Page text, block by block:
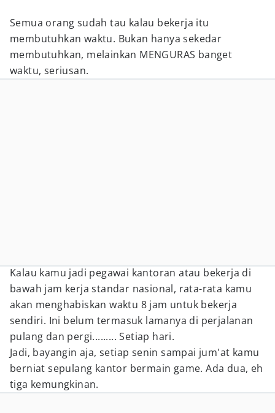
Semua orang sudah tau kalau bekerja itu
membutuhkan waktu. Bukan hanya sekedar
membutuhkan, melainkan MENGURAS banget
waktu, seriusan.
Kalau kamu jadi pegawai kantoran atau bekerja di
bawah jam kerja standar nasional, rata-rata kamu
akan menghabiskan waktu 8 jam untuk bekerja
sendiri. Ini belum termasuk lamanya di perjalanan
pulang dan pergi......... Setiap hari.
Jadi, bayangin aja, setiap senin sampai jum'at kamu
berniat sepulang kantor bermain game. Ada dua, eh
tiga kemungkinan.